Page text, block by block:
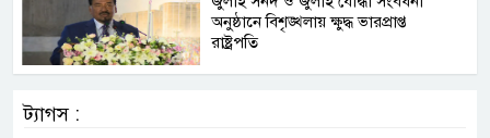
অনুষ্ঠানে বিশৃঙ্খলায় ক্ষুদ্ধ ভারপ্রাপ্ত
রাষ্ট্রপতি
ট্যাগস :